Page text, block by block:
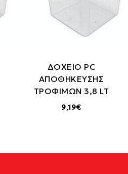
ΔΟΧΕΙΟ PC
ΑΠΟΘΗΚΕΥΣΗΣ
ΤΡΟΦΙΜΩΝ 3,8 LT
9,19€